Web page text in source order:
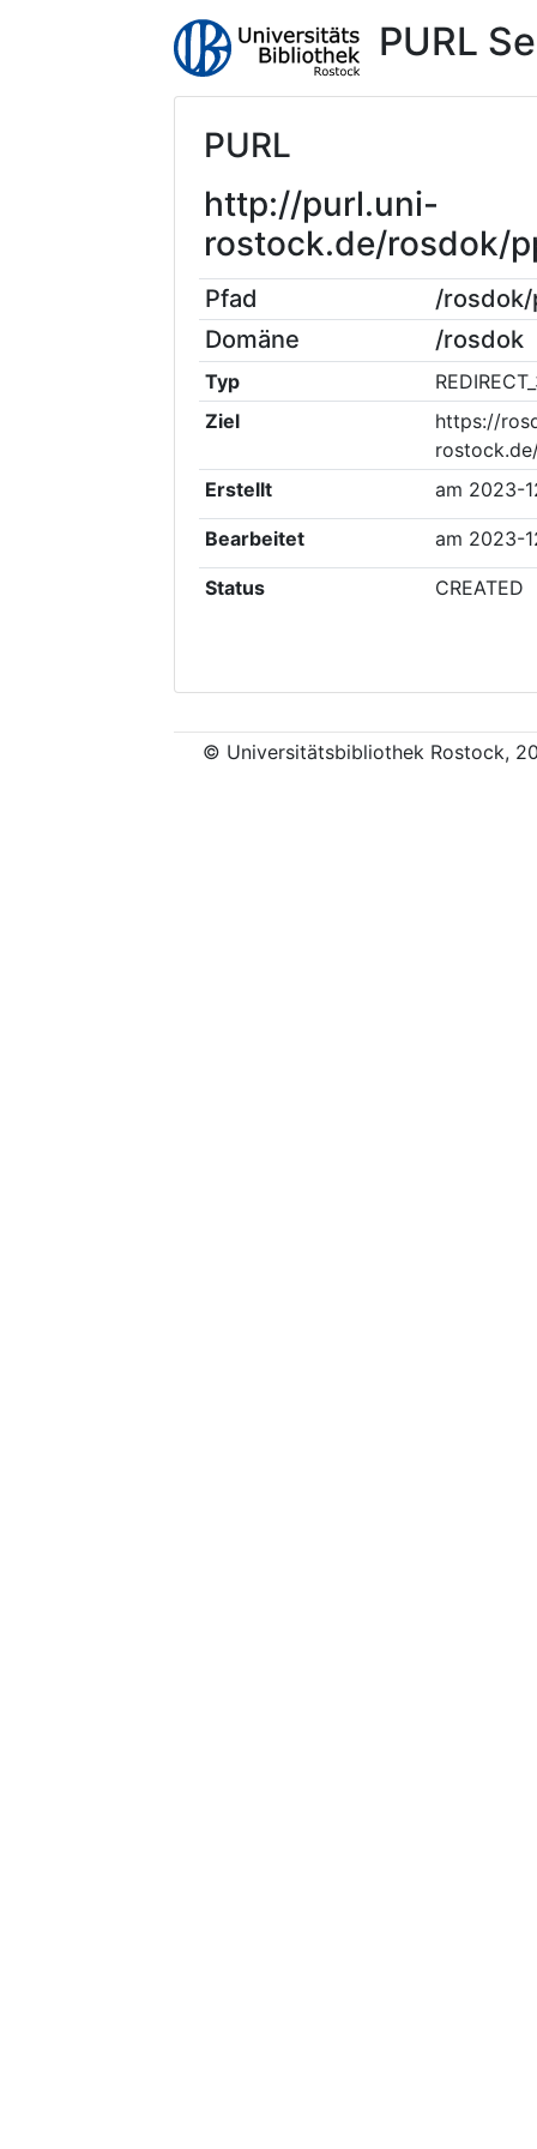
PURL
PURL
http://purl.uni-
rostock.de/rosdok/
Pfad
/rosdok/
Domäne
/rosdok
Typ
Ziel
https://
Erstellt
am 2023-
Bearbeitet am 2023-
Status CREATED
© Universitätsbibliothek Rostock,